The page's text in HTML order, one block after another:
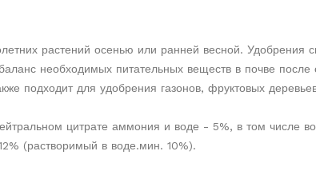
растений осенью или ранней весной. Удобрения
необходимых питательных веществ в почве после
подходит для удобрения газонов, фруктовых
цитрате аммония и воде - 5%, в том числе
(растворимый в воде.мин. 10%).